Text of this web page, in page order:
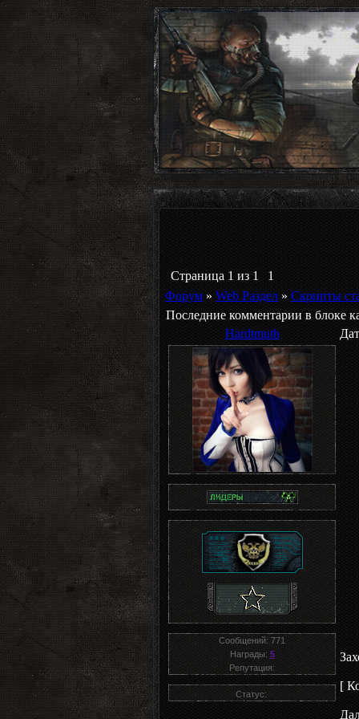
Страница 1 из 1
1
Форум » Web Раздел » Скрипты
Последние комментарии в блоке
Hardtmuth
Сообщений: 771
Награды: 5
Репутация:
Статус:
[